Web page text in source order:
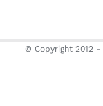
© Copyright 2012 -